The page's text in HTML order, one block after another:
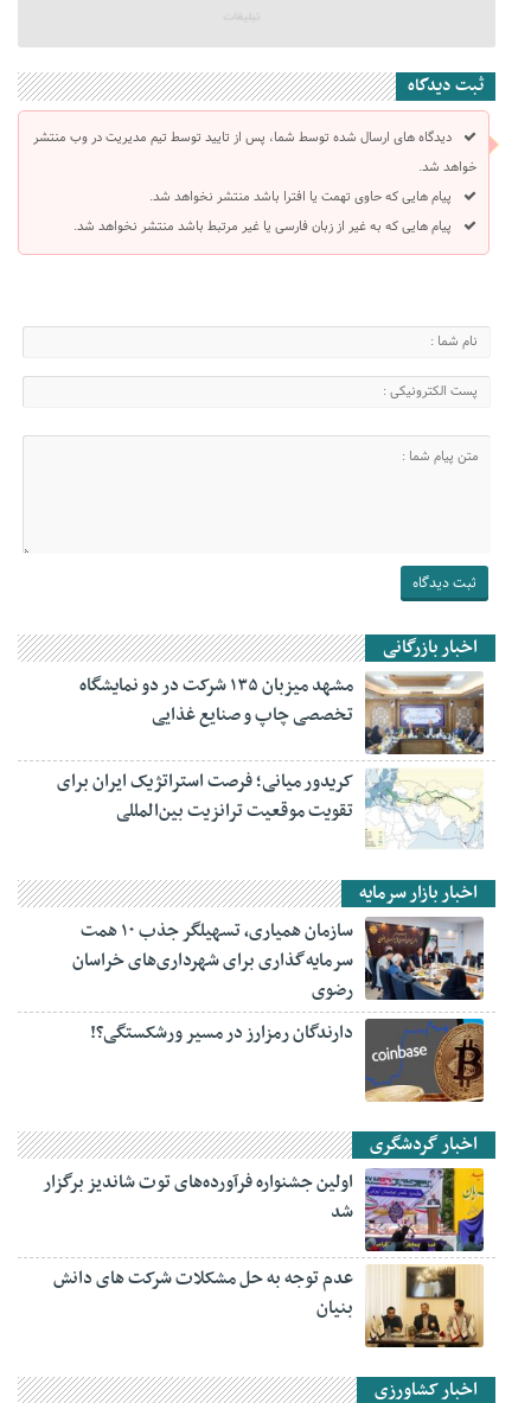
ثبت دیدگاه
دیدگاه های ارسال شده توسط شما، پس از تایید توسط تیم مدیریت در وب منتشر
خواهد شد.
پیام هایی که حاوی تهمت یا افترا باشد منتشر نخواهد شد.
پیام هایی که به غیر از زبان فارسی یا غیر مرتبط باشد منتشر نخواهد شد.
اخبار بازرگانی
مشهد میزبان ۱۳۵ شرکت در دو نمایشگاه
تخصصی چاپ و صنایع غذایی
کریدور میانی؛ فرصت استراتژیک ایران برای
تقویت موقعیت ترانزیت بین‌المللی
اخبار بازار سرمایه
سازمان همیاری، تسهیلگر جذب ۱۰ همت
سرمایه‌گذاری برای شهرداری‌های خراسان
رضوی
دارندگان رمزارز در مسیر ورشکستگی؟!
اخبار گردشگری
اولین جشنواره فرآورده‌های توت شاندیز برگزار
شد
عدم توجه به حل مشکلات شرکت های دانش
بنیان
اخبار کشاورزی